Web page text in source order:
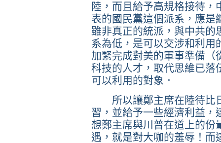
陸，而且給予高規格接待
表的國民黨這個派系，應是
雖非真正的統派，與中共的
系為低，是可以交涉和利用
加緊完成對美的軍事準備（
科技的人才，取代思維已落
可以利用的對象．
所以讓鄭主席在陸待比
習，並給予一些經濟利益，
想鄭主席與川普在道上的份
遇，就是對大咖的羞辱！而